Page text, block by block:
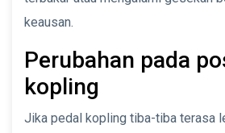
keausan.
Perubahan pada
kopling
Jika pedal kopling tiba-tiba terasa